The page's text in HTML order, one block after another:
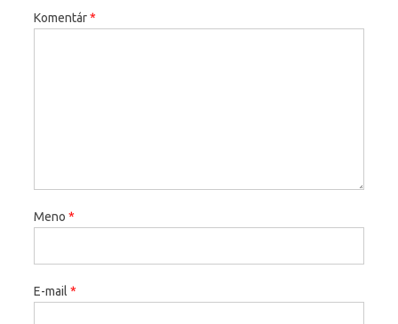
Komentár*
Meno *
E-mail *